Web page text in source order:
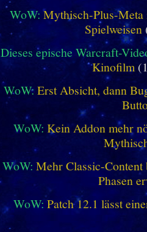
WoW: Mythisch-Plus-Meta
Spielweisen
Dieses epische Warcraft-
Kinofilm
WoW:Erst Absicht, dann
WoW: Kein Addon mehr
WoW: Mehr Classic-
Phasen
WoW: Patch 12.1 lässt